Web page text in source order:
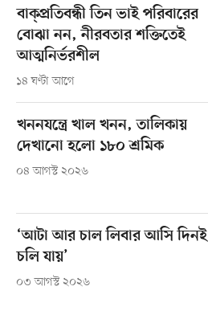
বাক্প্রতিবন্ধী তিন ভাই পরিবারের
বোঝা নন, নীরবতার শক্তিতেই
আত্মনির্ভরশীল
১৪ ঘণ্টা আগে
খননযন্ত্রে খাল খনন, তালিকায়
দেখানো হলো ১৮০ শ্রমিক
০৪ আগস্ট ২০২৬
‘আটা আর চাল লিবার আসি দিনই
চলি যায়’
০৩ আগস্ট ২০২৬